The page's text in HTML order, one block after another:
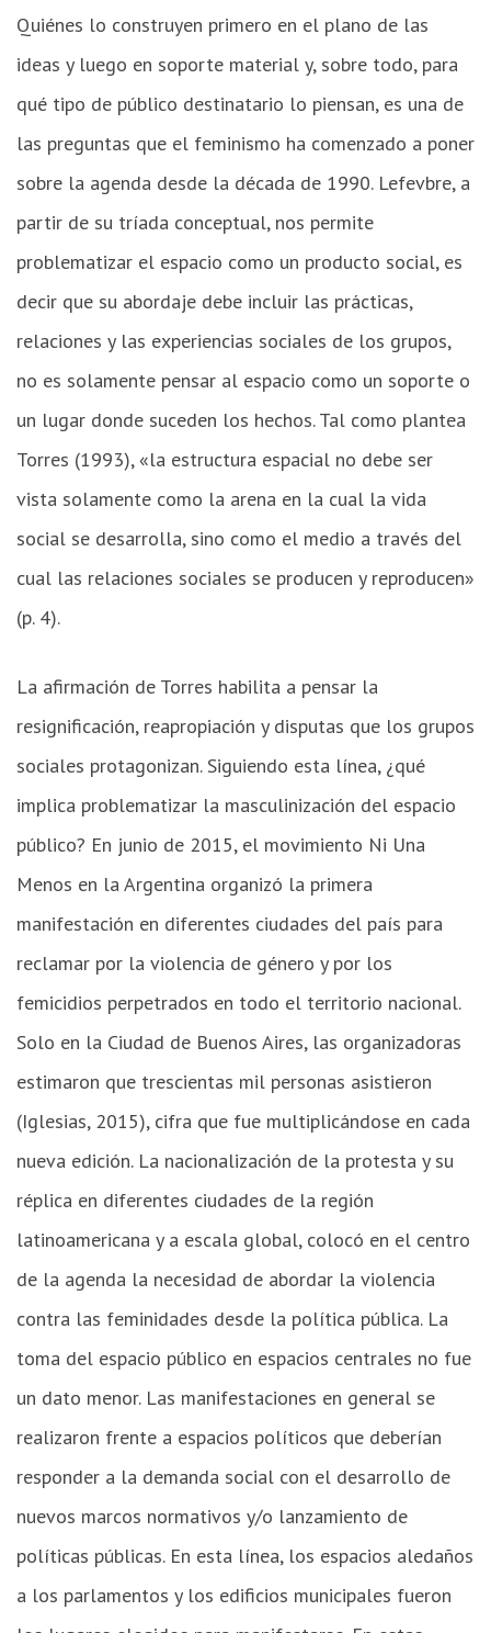
Quiénes lo construyen primero en el plano de las
ideas y luego en soporte material y, sobre todo, para
qué tipo de público destinatario lo piensan, es una de
las preguntas que el feminismo ha comenzado a poner
sobre la agenda desde la década de 1990. Lefevbre, a
partir de su tríada conceptual, nos permite
problematizar el espacio como un producto social, es
decir que su abordaje debe incluir las prácticas,
relaciones y las experiencias sociales de los grupos,
no es solamente pensar al espacio como un soporte o
un lugar donde suceden los hechos. Tal como plantea
Torres (1993), «la estructura espacial no debe ser
vista solamente como la arena en la cual la vida
social se desarrolla, sino como el medio a través del
cual las relaciones sociales se producen y reproducen»
(p. 4).
La afirmación de Torres habilita a pensar la
resignificación, reapropiación y disputas que los grupos
sociales protagonizan. Siguiendo esta línea, ¿qué
implica problematizar la masculinización del espacio
público? En junio de 2015, el movimiento Ni Una
Menos en la Argentina organizó la primera
manifestación en diferentes ciudades del país para
reclamar por la violencia de género y por los
femicidios perpetrados en todo el territorio nacional.
Solo en la Ciudad de Buenos Aires, las organizadoras
estimaron que trescientas mil personas asistieron
(Iglesias, 2015), cifra que fue multiplicándose en cada
nueva edición. La nacionalización de la protesta y su
réplica en diferentes ciudades de la región
latinoamericana y a escala global, colocó en el centro
de la agenda la necesidad de abordar la violencia
contra las feminidades desde la política pública. La
toma del espacio público en espacios centrales no fue
un dato menor. Las manifestaciones en general se
realizaron frente a espacios políticos que deberían
responder a la demanda social con el desarrollo de
nuevos marcos normativos y/o lanzamiento de
políticas públicas. En esta línea, los espacios aledaños
a los parlamentos y los edificios municipales fueron